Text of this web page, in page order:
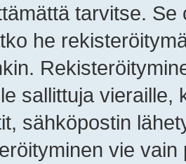
tarvitse.
he
sallittuja vieraille,
sähköpostin
vie